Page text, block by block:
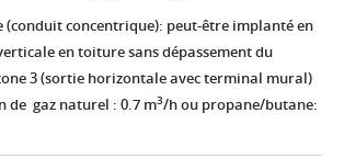
(conduit concentrique): peut-être implanté en
en toiture sans dépassement du
3 (sortie horizontale avec terminal mural)
de gaz naturel : 0.7 m3/h ou propane/butane: